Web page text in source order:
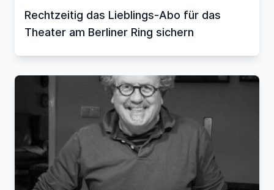
Rechtzeitig das Lieblings-Abo für das
Theater am Berliner Ring sichern